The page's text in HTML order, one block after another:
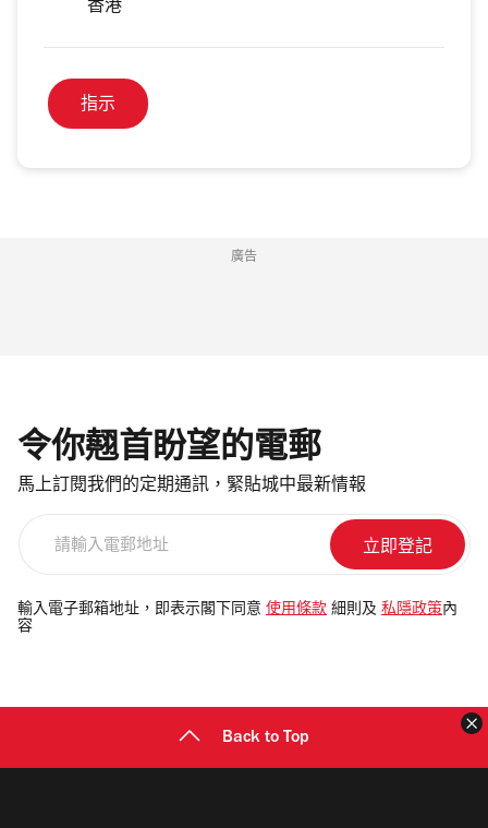
香港
指示
廣告
令你翹首盼望的電郵
馬上訂閱我們的定期通訊，緊貼城中最新情報
電
郵
輸入電子郵箱地址，即表示閣下同意 使用條款 細則及 私隱政策 內
容
Back to Top